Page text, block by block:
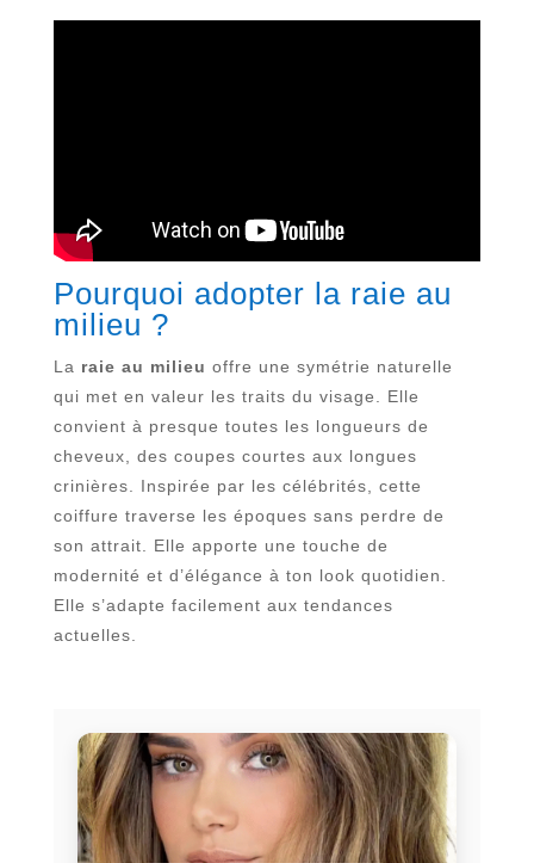
Pourquoi adopter la raie au
milieu ?
La raie au milieu offre une symétrie naturelle
qui met en valeur les traits du visage. Elle
convient à presque toutes les longueurs de
cheveux, des coupes courtes aux longues
crinières. Inspirée par les célébrités, cette
coiffure traverse les époques sans perdre de
son attrait. Elle apporte une touche de
modernité et d’élégance à ton look quotidien.
Elle s’adapte facilement aux tendances
actuelles.